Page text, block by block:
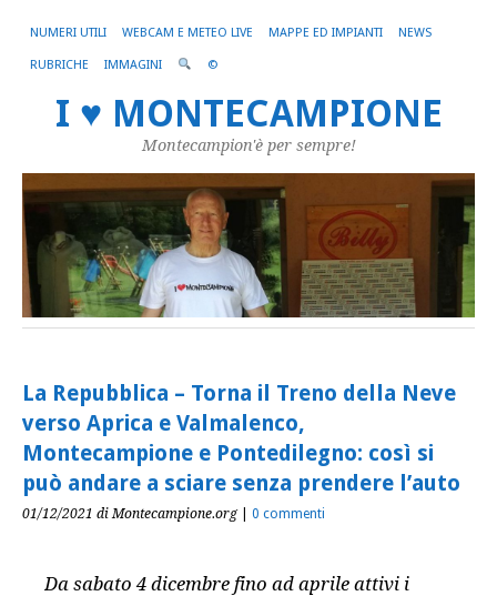
NUMERI UTILI WEBCAM E METEO LIVE MAPPE ED IMPIANTI NEWS
RUBRICHE IMMAGINI ©
I ♥ MONTECAMPIONE
Montecampion'è per sempre!
La Repubblica – Torna il Treno della Neve
verso Aprica e Valmalenco,
Montecampione e Pontedilegno: così si
può andare a sciare senza prendere l’auto
01/12/2021 di Montecampione.org| 0 commenti
Da sabato 4 dicembre fino ad aprile attivi i